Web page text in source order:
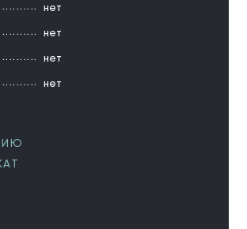
нет
нет
нет
нет